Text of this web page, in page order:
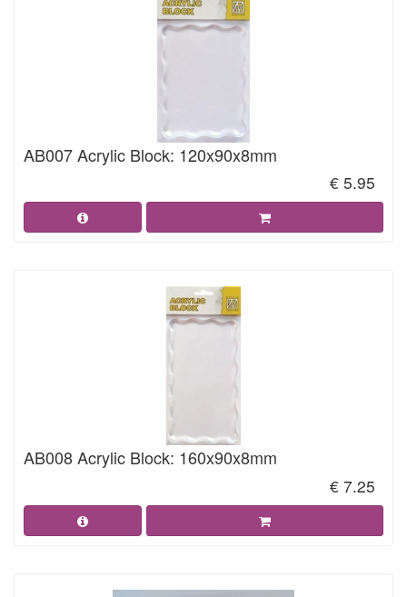
AB007 Acrylic Block: 120x90x8mm
€ 5.95
AB008 Acrylic Block: 160x90x8mm
€ 7.25